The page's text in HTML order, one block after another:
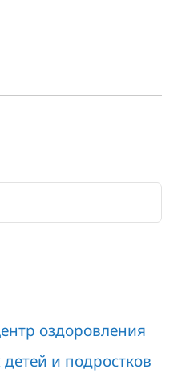
оздоровления
и подростков